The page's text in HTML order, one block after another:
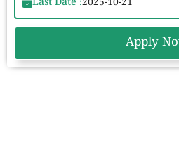
Last Date :2025-10-21
Apply